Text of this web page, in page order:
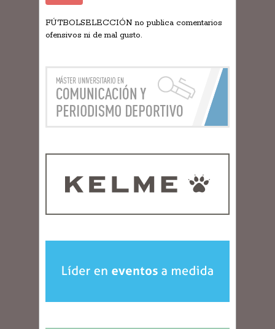
FÚTBOLSELECCIÓN no publica comentarios
ofensivos ni de mal gusto.